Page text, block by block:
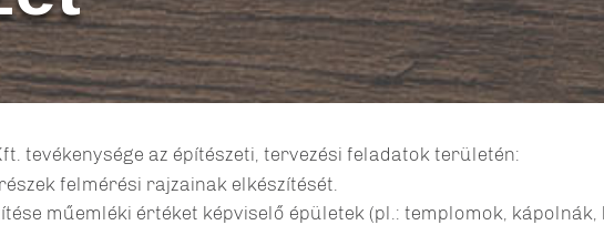
tevékenysége az építészeti, tervezési feladatok területén:
felmérési rajzainak elkészítését.
műemléki értéket képviselő épületek (pl.: templomok,